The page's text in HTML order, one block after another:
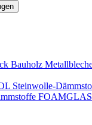
Bauholz
Steinwolle-
FOAMGLAS